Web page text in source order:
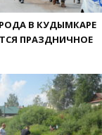
В КУДЫМКАРЕ
ПРАЗДНИЧНОЕ